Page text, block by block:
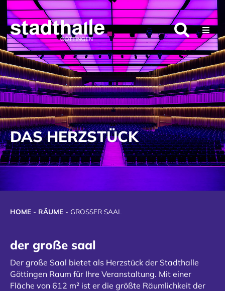
Stadthalle Göttingen
Programm
Räume
Veranstalter
Besucher
DAS HERZSTÜCK
HOME - RÄUME - GROSSER SAAL
der große saal
Der große Saal bietet als Herzstück der Stadthalle
Göttingen Raum für Ihre Veranstaltung. Mit einer
Fläche von 612 m² ist er die größte Räumlichkeit der